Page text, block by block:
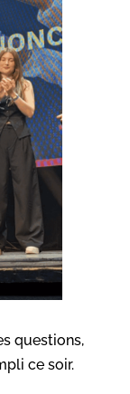
questions,
ce soir.